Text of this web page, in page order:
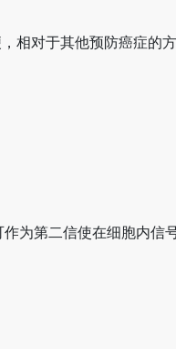
相对于其他预防癌症的
为第二信使在细胞内信